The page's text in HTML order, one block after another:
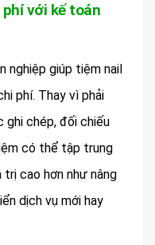
với kế toán
nghiệp giúp tiệm nail
phí. Thay vì phải
ghi chép, đối chiếu
có thể tập trung
cao hơn như nâng
dịch vụ mới hay